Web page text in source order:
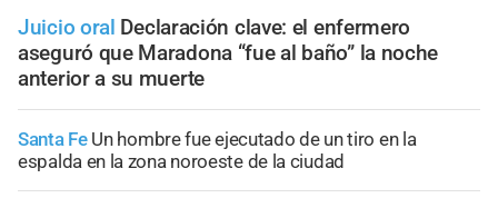
Juicio oral Declaración clave: el enfermero
aseguró que Maradona “fue al baño” la noche
anterior a su muerte
Santa Fe Un hombre fue ejecutado de un tiro en la
espalda en la zona noroeste de la ciudad